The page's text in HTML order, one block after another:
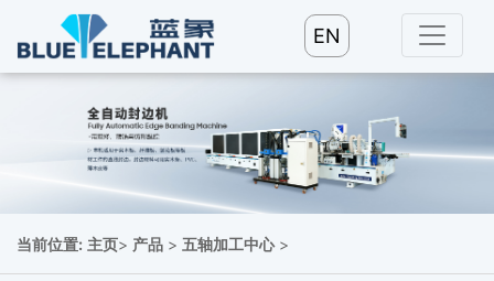
EN
当前位置: 主页> 产品 > 五轴加工中心>